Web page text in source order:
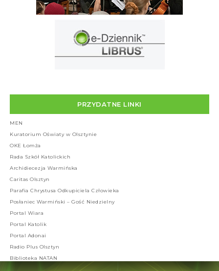
PRZYDATNE LINKI
MEN
Kuratorium Oświaty w Olsztynie
OKE Łomża
Rada Szkół Katolickich
Archidiecezja Warmińska
Caritas Olsztyn
Parafia Chrystusa Odkupiciela Człowieka
Posłaniec Warmiński – Gość Niedzielny
Portal Wiara
Portal Katolik
Portal Adonai
Radio Plus Olsztyn
Biblioteka NATAN